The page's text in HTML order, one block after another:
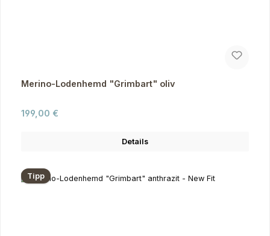
Merino-Lodenhemd "Grimbart" oliv
Regulärer Preis:
199,00 €
Details
Tipp